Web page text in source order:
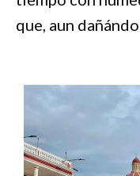
que, aun